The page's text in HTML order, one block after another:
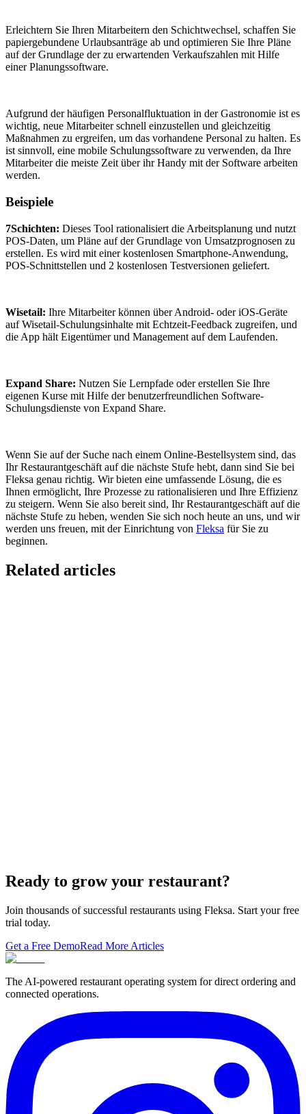
Erleichtern Sie Ihren Mitarbeitern den Schichtwechsel, schaffen Sie
papiergebundene Urlaubsanträge ab und optimieren Sie Ihre Pläne
auf der Grundlage der zu erwartenden Verkaufszahlen mit Hilfe
einer Planungssoftware.
Aufgrund der häufigen Personalfluktuation in der Gastronomie ist es
wichtig, neue Mitarbeiter schnell einzustellen und gleichzeitig
Maßnahmen zu ergreifen, um das vorhandene Personal zu halten. Es
ist sinnvoll, eine mobile Schulungssoftware zu verwenden, da Ihre
Mitarbeiter die meiste Zeit über ihr Handy mit der Software arbeiten
werden.
Beispiele
7Schichten: Dieses Tool rationalisiert die Arbeitsplanung und nutzt
POS-Daten, um Pläne auf der Grundlage von Umsatzprognosen zu
erstellen. Es wird mit einer kostenlosen Smartphone-Anwendung,
POS-Schnittstellen und 2 kostenlosen Testversionen geliefert.
Wisetail: Ihre Mitarbeiter können über Android- oder iOS-Geräte
auf Wisetail-Schulungsinhalte mit Echtzeit-Feedback zugreifen, und
die App hält Eigentümer und Management auf dem Laufenden.
Expand Share: Nutzen Sie Lernpfade oder erstellen Sie Ihre
eigenen Kurse mit Hilfe der benutzerfreundlichen Software-
Schulungsdienste von Expand Share.
Wenn Sie auf der Suche nach einem Online-Bestellsystem sind, das
Ihr Restaurantgeschäft auf die nächste Stufe hebt, dann sind Sie bei
Fleksa genau richtig. Wir bieten eine umfassende Lösung, die es
Ihnen ermöglicht, Ihre Prozesse zu rationalisieren und Ihre Effizienz
zu steigern. Wenn Sie also bereit sind, Ihr Restaurantgeschäft auf die
nächste Stufe zu heben, wenden Sie sich noch heute an uns, und wir
werden uns freuen, mit der Einrichtung von Fleksa für Sie zu
beginnen.
Related articles
Ready to grow your restaurant?
Join thousands of successful restaurants using Fleksa. Start your free
trial today.
Get a Free DemoRead More Articles
The AI-powered restaurant operating system for direct ordering and
connected operations.